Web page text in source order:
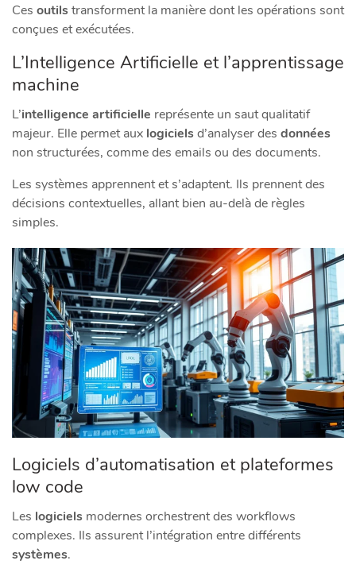
Ces outilstransforment la manière dont les opérations sont
conçues et exécutées.
L’Intelligence Artificielle et l’apprentissage
machine
L’intelligence artificielle représente un saut qualitatif
majeur. Elle permet aux logicielsd’analyser des données
non structurées, comme des emails ou des documents.
Les systèmes apprennent et s’adaptent. Ils prennent des
décisions contextuelles, allant bien au-delà de règles
simples.
Logiciels d’automatisation et plateformes
low code
Les logiciels modernes orchestrent des workflows
complexes. Ils assurent l’intégration entre différents
systèmes.